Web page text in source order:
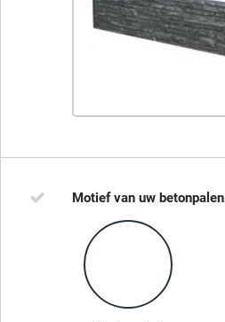
Motief van uw betonpalen